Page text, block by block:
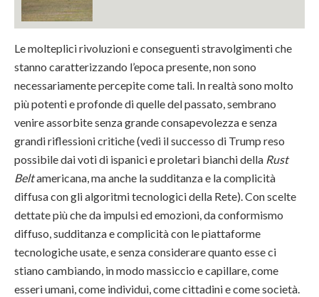
Le molteplici rivoluzioni e conseguenti stravolgimenti che
stanno caratterizzando l’epoca presente, non sono
necessariamente percepite come tali. In realtà sono molto
più potenti e profonde di quelle del passato, sembrano
venire assorbite senza grande consapevolezza e senza
grandi riflessioni critiche (vedi il successo di Trump reso
possibile dai voti di ispanici e proletari bianchi della Rust
Beltamericana, ma anche la sudditanza e la complicità
diffusa con gli algoritmi tecnologici della Rete). Con scelte
dettate più che da impulsi ed emozioni, da conformismo
diffuso, sudditanza e complicità con le piattaforme
tecnologiche usate, e senza considerare quanto esse ci
stiano cambiando, in modo massiccio e capillare, come
esseri umani, come individui, come cittadini e come società.